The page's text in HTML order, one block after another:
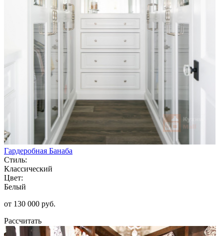
Гардеробная Банаба
Стиль:
Классический
Цвет:
Белый
от 130 000 руб.
Рассчитать